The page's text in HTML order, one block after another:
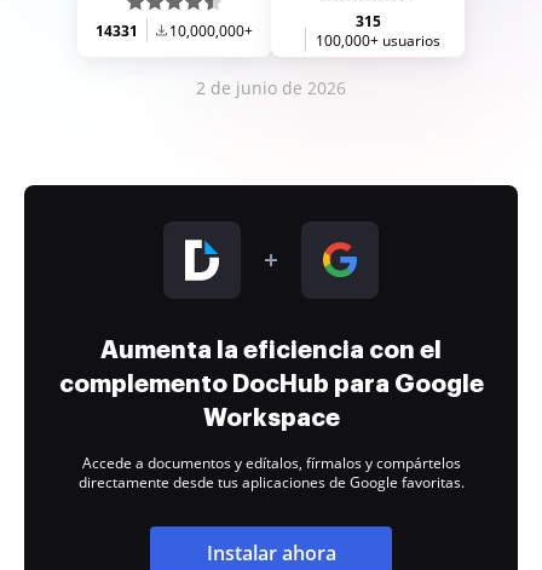
14331 10,000,000+
315
100,000+ usuarios
2 de junio de 2026
Aumenta la eficiencia con el
complemento DocHub para Google
Workspace
Accede a documentos y edítalos, fírmalos y compártelos
directamente desde tus aplicaciones de Google favoritas.
Instalar ahora